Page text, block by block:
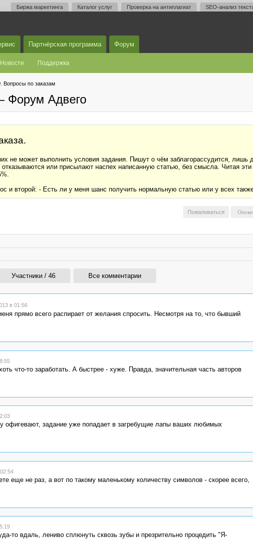
Биржа маркетинга Каталог услуг Проверка на антиплагиат SEO-анализ
Партнёрская программа Форум
Новости Поддержка
Вопросы по заказам
Форум Адвего
не может выполнить условия задания. Пишут о чём заблагорассудится, лишь
или присылают наспех написанную статью, без смысла. Читая
и второй: - Есть ли у меня шанс получить нормальную статью или у всех
Пожаловаться
Участники / 46 Все комментарии
в 01:56
прямо всего распирает от желания спросить. Несмотря на то, что бывший
что-то заработать. А быстрее - хуже. Правда, значительная часть авторов
офигевают, задание уже попадает в загребущие лапы ваших любимых
еще не раз, а вот по такому маленькому количеству символов - скорее всего,
то вдаль, лениво сплюнуть сквозь зубы и презрительно процедить "Я-